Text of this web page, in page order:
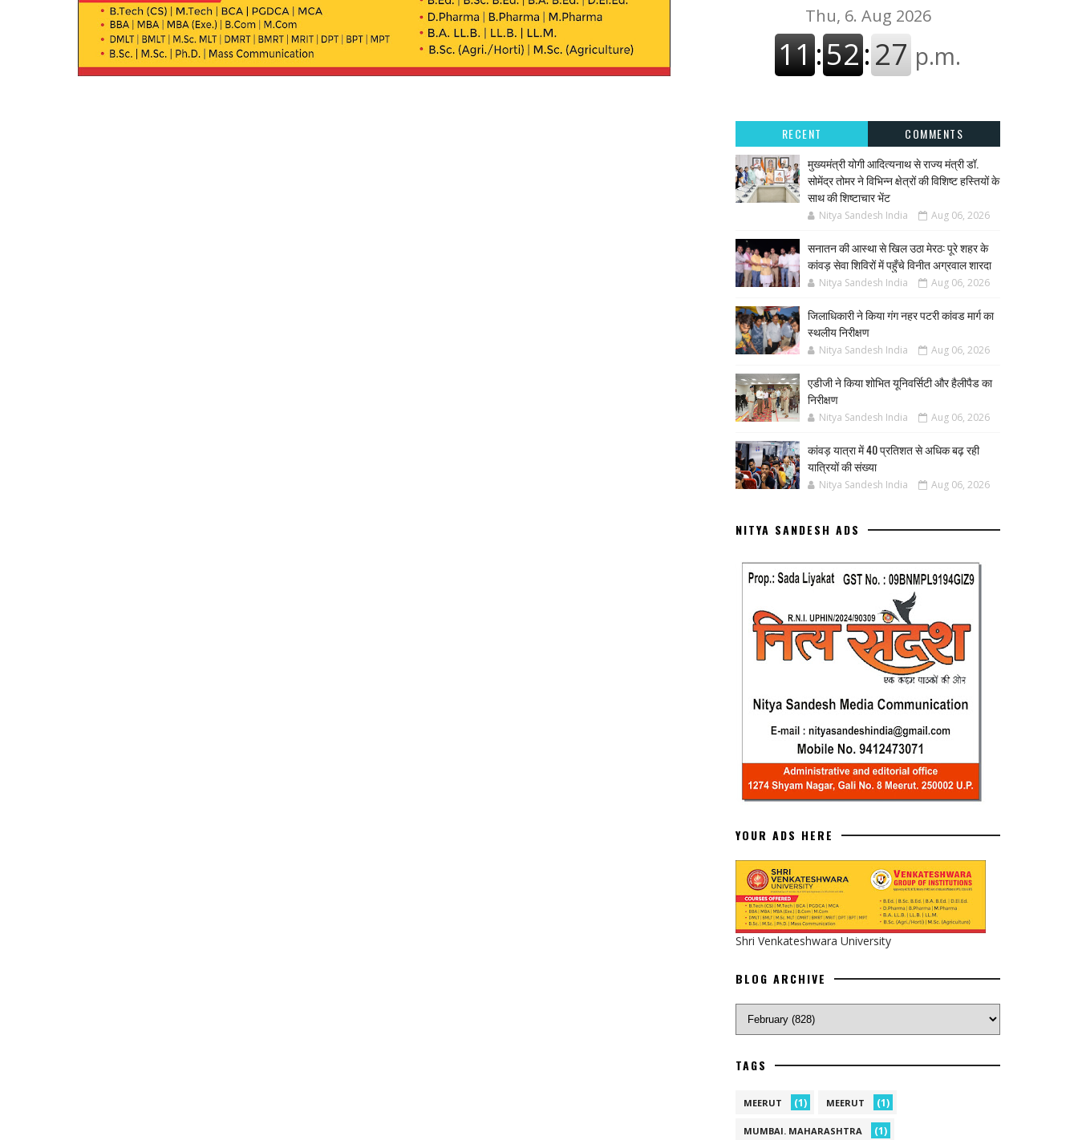
RECENT
COMMENTS
मुख्यमंत्री योगी आदित्यनाथ से राज्य मंत्री डॉ.
सोमेंद्र तोमर ने विभिन्न क्षेत्रों की विशिष्ट हस्तियों के
साथ की शिष्टाचार भेंट
Nitya Sandesh India Aug 06, 2026
सनातन की आस्था से खिल उठा मेरठ: पूरे शहर के
कांवड़ सेवा शिविरों में पहुँचे विनीत अग्रवाल शारदा
Nitya Sandesh India Aug 06, 2026
जिलाधिकारी ने किया गंग नहर पटरी कांवड मार्ग का
स्थलीय निरीक्षण
Nitya Sandesh India Aug 06, 2026
एडीजी ने किया शोभित यूनिवर्सिटी और हैलीपैड का
निरीक्षण
Nitya Sandesh India Aug 06, 2026
कांवड़ यात्रा में 40 प्रतिशत से अधिक बढ़ रही
यात्रियों की संख्या
Nitya Sandesh India Aug 06, 2026
NITYA SANDESH ADS
YOUR ADS HERE
Shri Venkateshwara University
BLOG ARCHIVE
TAGS
MEERUT (1) MEERUT (1)
MUMBAI. MAHARASHTRA (1)